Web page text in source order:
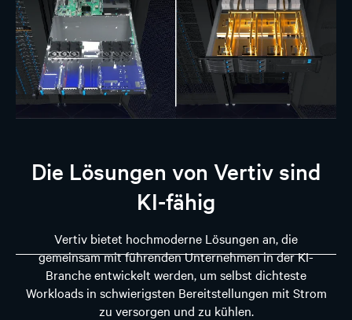
Die Lösungen von Vertiv sind
KI-fähig
Vertiv bietet hochmoderne Lösungen an, die
gemeinsam mit führenden Unternehmen in der KI-
Branche entwickelt werden, um selbst dichteste
Workloads in schwierigsten Bereitstellungen mit Strom
zu versorgen und zu kühlen.